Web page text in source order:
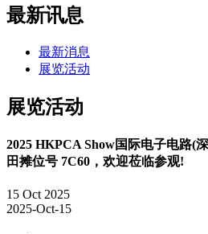
最新讯息
最新消息
展览活动
展览活动
2025 HKPCA Show国际电子电路(
田摊位号 7C60，欢迎莅临参观!
15 Oct 2025
2025-Oct-15